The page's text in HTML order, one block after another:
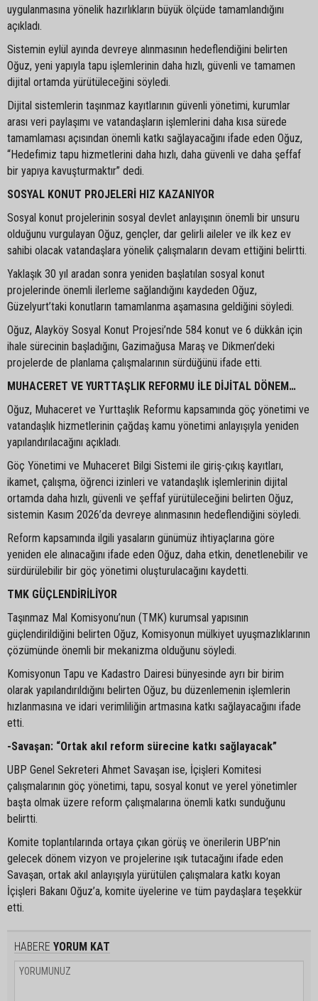
uygulanmasına yönelik hazırlıkların büyük ölçüde tamamlandığını
açıkladı.
Sistemin eylül ayında devreye alınmasının hedeflendiğini belirten
Oğuz, yeni yapıyla tapu işlemlerinin daha hızlı, güvenli ve tamamen
dijital ortamda yürütüleceğini söyledi.
Dijital sistemlerin taşınmaz kayıtlarının güvenli yönetimi, kurumlar
arası veri paylaşımı ve vatandaşların işlemlerini daha kısa sürede
tamamlaması açısından önemli katkı sağlayacağını ifade eden Oğuz,
“Hedefimiz tapu hizmetlerini daha hızlı, daha güvenli ve daha şeffaf
bir yapıya kavuşturmaktır” dedi.
SOSYAL KONUT PROJELERİ HIZ KAZANIYOR
Sosyal konut projelerinin sosyal devlet anlayışının önemli bir unsuru
olduğunu vurgulayan Oğuz, gençler, dar gelirli aileler ve ilk kez ev
sahibi olacak vatandaşlara yönelik çalışmaların devam ettiğini belirtti.
Yaklaşık 30 yıl aradan sonra yeniden başlatılan sosyal konut
projelerinde önemli ilerleme sağlandığını kaydeden Oğuz,
Güzelyurt’taki konutların tamamlanma aşamasına geldiğini söyledi.
Oğuz, Alayköy Sosyal Konut Projesi’nde 584 konut ve 6 dükkân için
ihale sürecinin başladığını, Gazimağusa Maraş ve Dikmen’deki
projelerde de planlama çalışmalarının sürdüğünü ifade etti.
MUHACERET VE YURTTAŞLIK REFORMU İLE DİJİTAL DÖNEM…
Oğuz, Muhaceret ve Yurttaşlık Reformu kapsamında göç yönetimi ve
vatandaşlık hizmetlerinin çağdaş kamu yönetimi anlayışıyla yeniden
yapılandırılacağını açıkladı.
Göç Yönetimi ve Muhaceret Bilgi Sistemi ile giriş-çıkış kayıtları,
ikamet, çalışma, öğrenci izinleri ve vatandaşlık işlemlerinin dijital
ortamda daha hızlı, güvenli ve şeffaf yürütüleceğini belirten Oğuz,
sistemin Kasım 2026’da devreye alınmasının hedeflendiğini söyledi.
Reform kapsamında ilgili yasaların günümüz ihtiyaçlarına göre
yeniden ele alınacağını ifade eden Oğuz, daha etkin, denetlenebilir ve
sürdürülebilir bir göç yönetimi oluşturulacağını kaydetti.
TMK GÜÇLENDİRİLİYOR
Taşınmaz Mal Komisyonu’nun (TMK) kurumsal yapısının
güçlendirildiğini belirten Oğuz, Komisyonun mülkiyet uyuşmazlıklarının
çözümünde önemli bir mekanizma olduğunu söyledi.
Komisyonun Tapu ve Kadastro Dairesi bünyesinde ayrı bir birim
olarak yapılandırıldığını belirten Oğuz, bu düzenlemenin işlemlerin
hızlanmasına ve idari verimliliğin artmasına katkı sağlayacağını ifade
etti.
-Savaşan: “Ortak akıl reform sürecine katkı sağlayacak”
UBP Genel Sekreteri Ahmet Savaşan ise, İçişleri Komitesi
çalışmalarının göç yönetimi, tapu, sosyal konut ve yerel yönetimler
başta olmak üzere reform çalışmalarına önemli katkı sunduğunu
belirtti.
Komite toplantılarında ortaya çıkan görüş ve önerilerin UBP’nin
gelecek dönem vizyon ve projelerine ışık tutacağını ifade eden
Savaşan, ortak akıl anlayışıyla yürütülen çalışmalara katkı koyan
İçişleri Bakanı Oğuz’a, komite üyelerine ve tüm paydaşlara teşekkür
etti.
HABERE YORUM KAT